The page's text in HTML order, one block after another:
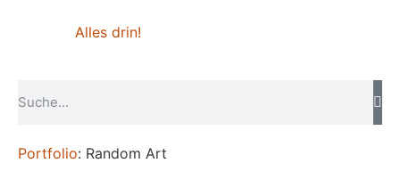
Alles drin!
Portfolio: Random Art